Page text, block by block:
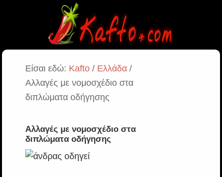
Είσαι εδώ: Kafto/ Ελλάδα/
Αλλαγές με νομοσχέδιο στα
διπλώματα οδήγησης
Αλλαγές με νομοσχέδιο στα
διπλώματα οδήγησης